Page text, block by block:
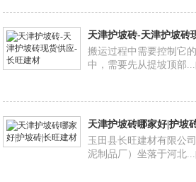
天津护坡砖-天津护坡砖
搬运过程中需要控制它
中，需要先从提坡顶部...
天津护坡砖哪家好|护坡
玉田县长旺建材有限公
泥制品厂）坐落于河北...